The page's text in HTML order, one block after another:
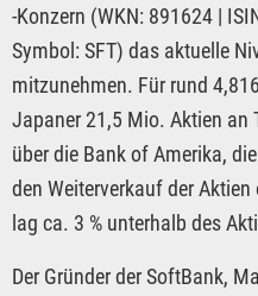
-Konzern (WKN: 891624 |
Symbol: SFT) das aktuelle
mitzunehmen. Für rund
Japaner 21,5 Mio. Aktien an
über die Bank of Amerika,
den Weiterverkauf der
lag ca. 3 % unterhalb des
Der Gründer der SoftBank,